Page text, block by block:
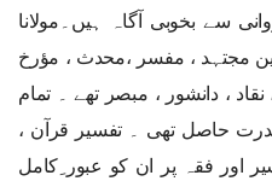
سے بخوبی آگاہ ہیں۔مولانا
مجتہد ، مفسر ،محدث ، مؤرخ
، دانشور ، مبصر تھے ۔ تمام
حاصل تھی ۔ تفسیر قرآن ،
اور فقہ پر ان کو عبور ِکامل